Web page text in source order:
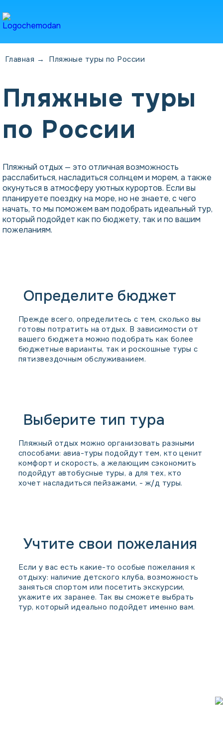
Главная → Пляжные туры по России
Пляжные туры
по России
Пляжный отдых — это отличная возможность
расслабиться, насладиться солнцем и морем, а также
окунуться в атмосферу уютных курортов. Если вы
планируете поездку на море, но не знаете, с чего
начать, то мы поможем вам подобрать идеальный тур,
который подойдет как по бюджету, так и по вашим
пожеланиям.
Определите бюджет
Прежде всего, определитесь с тем, сколько вы
готовы потратить на отдых. В зависимости от
вашего бюджета можно подобрать как более
бюджетные варианты, так и роскошные туры с
пятизвездочным обслуживанием.
Выберите тип тура
Пляжный отдых можно организовать разными
способами: авиа-туры подойдут тем, кто ценит
комфорт и скорость, а желающим сэкономить
подойдут автобусные туры, а для тех, кто
хочет насладиться пейзажами, - ж/д туры.
Учтите свои пожелания
Если у вас есть какие-то особые пожелания к
отдыху: наличие детского клуба, возможность
заняться спортом или посетить экскурсии,
укажите их заранее. Так вы сможете выбрать
тур, который идеально подойдет именно вам.